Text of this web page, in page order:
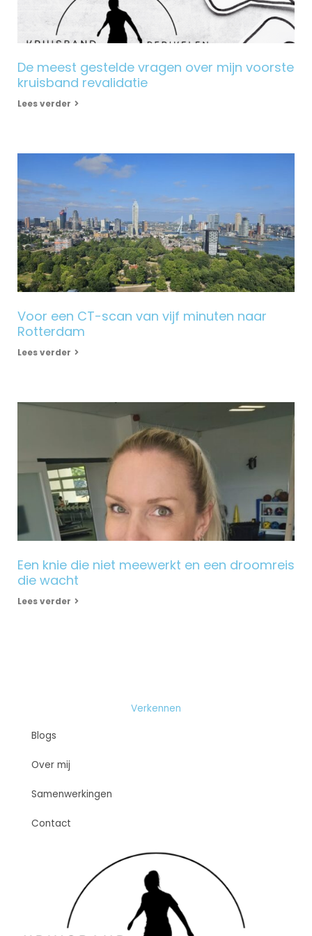
De meest gestelde vragen over mijn voorste
kruisband revalidatie
Lees verder
Voor een CT-scan van vijf minuten naar
Rotterdam
Lees verder
Een knie die niet meewerkt en een droomreis
die wacht
Lees verder
Verkennen
Blogs
Over mij
Samenwerkingen
Contact